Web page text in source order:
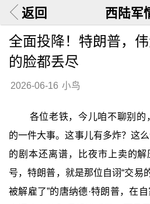
返回 西陆军
全面投降！特朗普，
的脸都丢尽
2026-06-16 小鸟
各位老铁，今儿咱不聊别的
的一件大事。这事儿有多炸？这
的剧本还离谱，比夜市上卖的
号，特朗普，就是那位自诩“交易
被解雇了”的唐纳德·特朗普，在